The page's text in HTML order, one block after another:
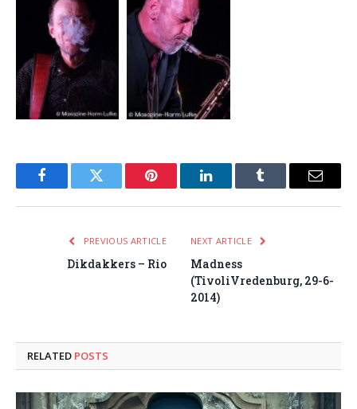
FacebookTwitter Pinterest LinkedInTumblr Email
PREVIOUS ARTICLE
Dikdakkers – Rio
NEXT ARTICLE
Madness
(TivoliVredenburg, 29-6-
2014)
RELATED POSTS